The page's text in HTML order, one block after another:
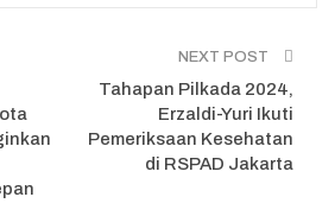
NEXT POST
Tahapan Pilkada 2024,
Erzaldi-Yuri Ikuti
Pemeriksaan Kesehatan
di RSPAD Jakarta